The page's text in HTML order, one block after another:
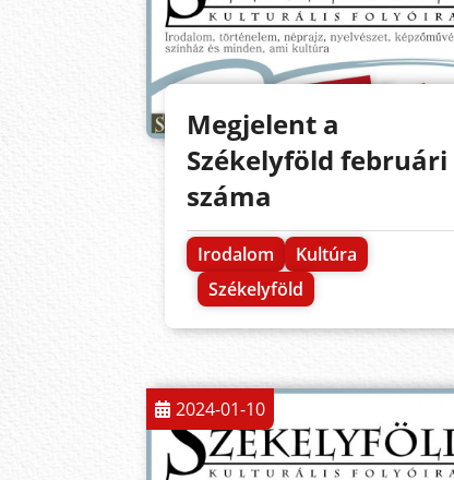
Megjelent a
Székelyföld februári
száma
Irodalom
Kultúra
Székelyföld
2024-01-10